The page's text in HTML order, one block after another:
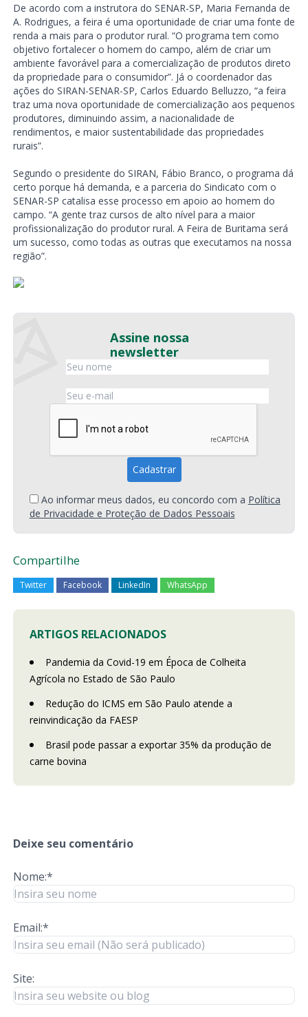
De acordo com a instrutora do SENAR-SP, Maria Fernanda de
A. Rodrigues, a feira é uma oportunidade de criar uma fonte de
renda a mais para o produtor rural. “O programa tem como
objetivo fortalecer o homem do campo, além de criar um
ambiente favorável para a comercialização de produtos direto
da propriedade para o consumidor”. Já o coordenador das
ações do SIRAN-SENAR-SP, Carlos Eduardo Belluzzo, “a feira
traz uma nova oportunidade de comercialização aos pequenos
produtores, diminuindo assim, a nacionalidade de
rendimentos, e maior sustentabilidade das propriedades
rurais”.
Segundo o presidente do SIRAN, Fábio Branco, o programa dá
certo porque há demanda, e a parceria do Sindicato com o
SENAR-SP catalisa esse processo em apoio ao homem do
campo. “A gente traz cursos de alto nível para a maior
profissionalização do produtor rural. A Feira de Buritama será
um sucesso, como todas as outras que executamos na nossa
região”.
Assine nossa
newsletter
Ao informar meus dados, eu concordo com a Política
de Privacidade e Proteção de Dados Pessoais
Compartilhe
Twitter Facebook LinkedIn WhatsApp
ARTIGOS RELACIONADOS
Pandemia da Covid-19 em Época de Colheita
Agrícola no Estado de São Paulo
Redução do ICMS em São Paulo atende a
reinvindicação da FAESP
Brasil pode passar a exportar 35% da produção de
carne bovina
Deixe seu comentário
Nome:*
Email:*
Site: